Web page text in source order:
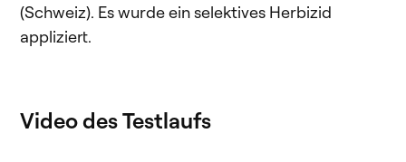
(Schweiz). Es wurde ein selektives Herbizid
appliziert.
Video des Testlaufs